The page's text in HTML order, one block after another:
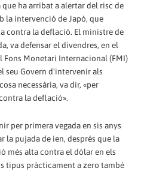
ha arribat a alertar del risc de
la intervenció de Japó, que
contra la deflació. El ministre de
va defensar el divendres, en el
Fons Monetari Internacional (FMI)
seu Govern d'intervenir als
necessària, va dir, «per
la deflació».
per primera vegada en sis anys
la pujada de ien, després que la
més alta contra el dòlar en els
tipus pràcticament a zero també